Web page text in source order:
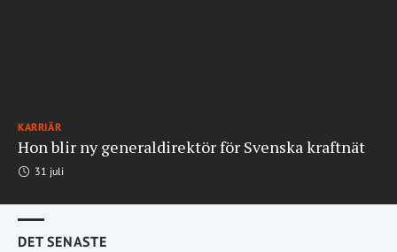
KARRIÄR
Hon blir ny generaldirektör för Svenska kraftnät
31 juli
DET SENASTE